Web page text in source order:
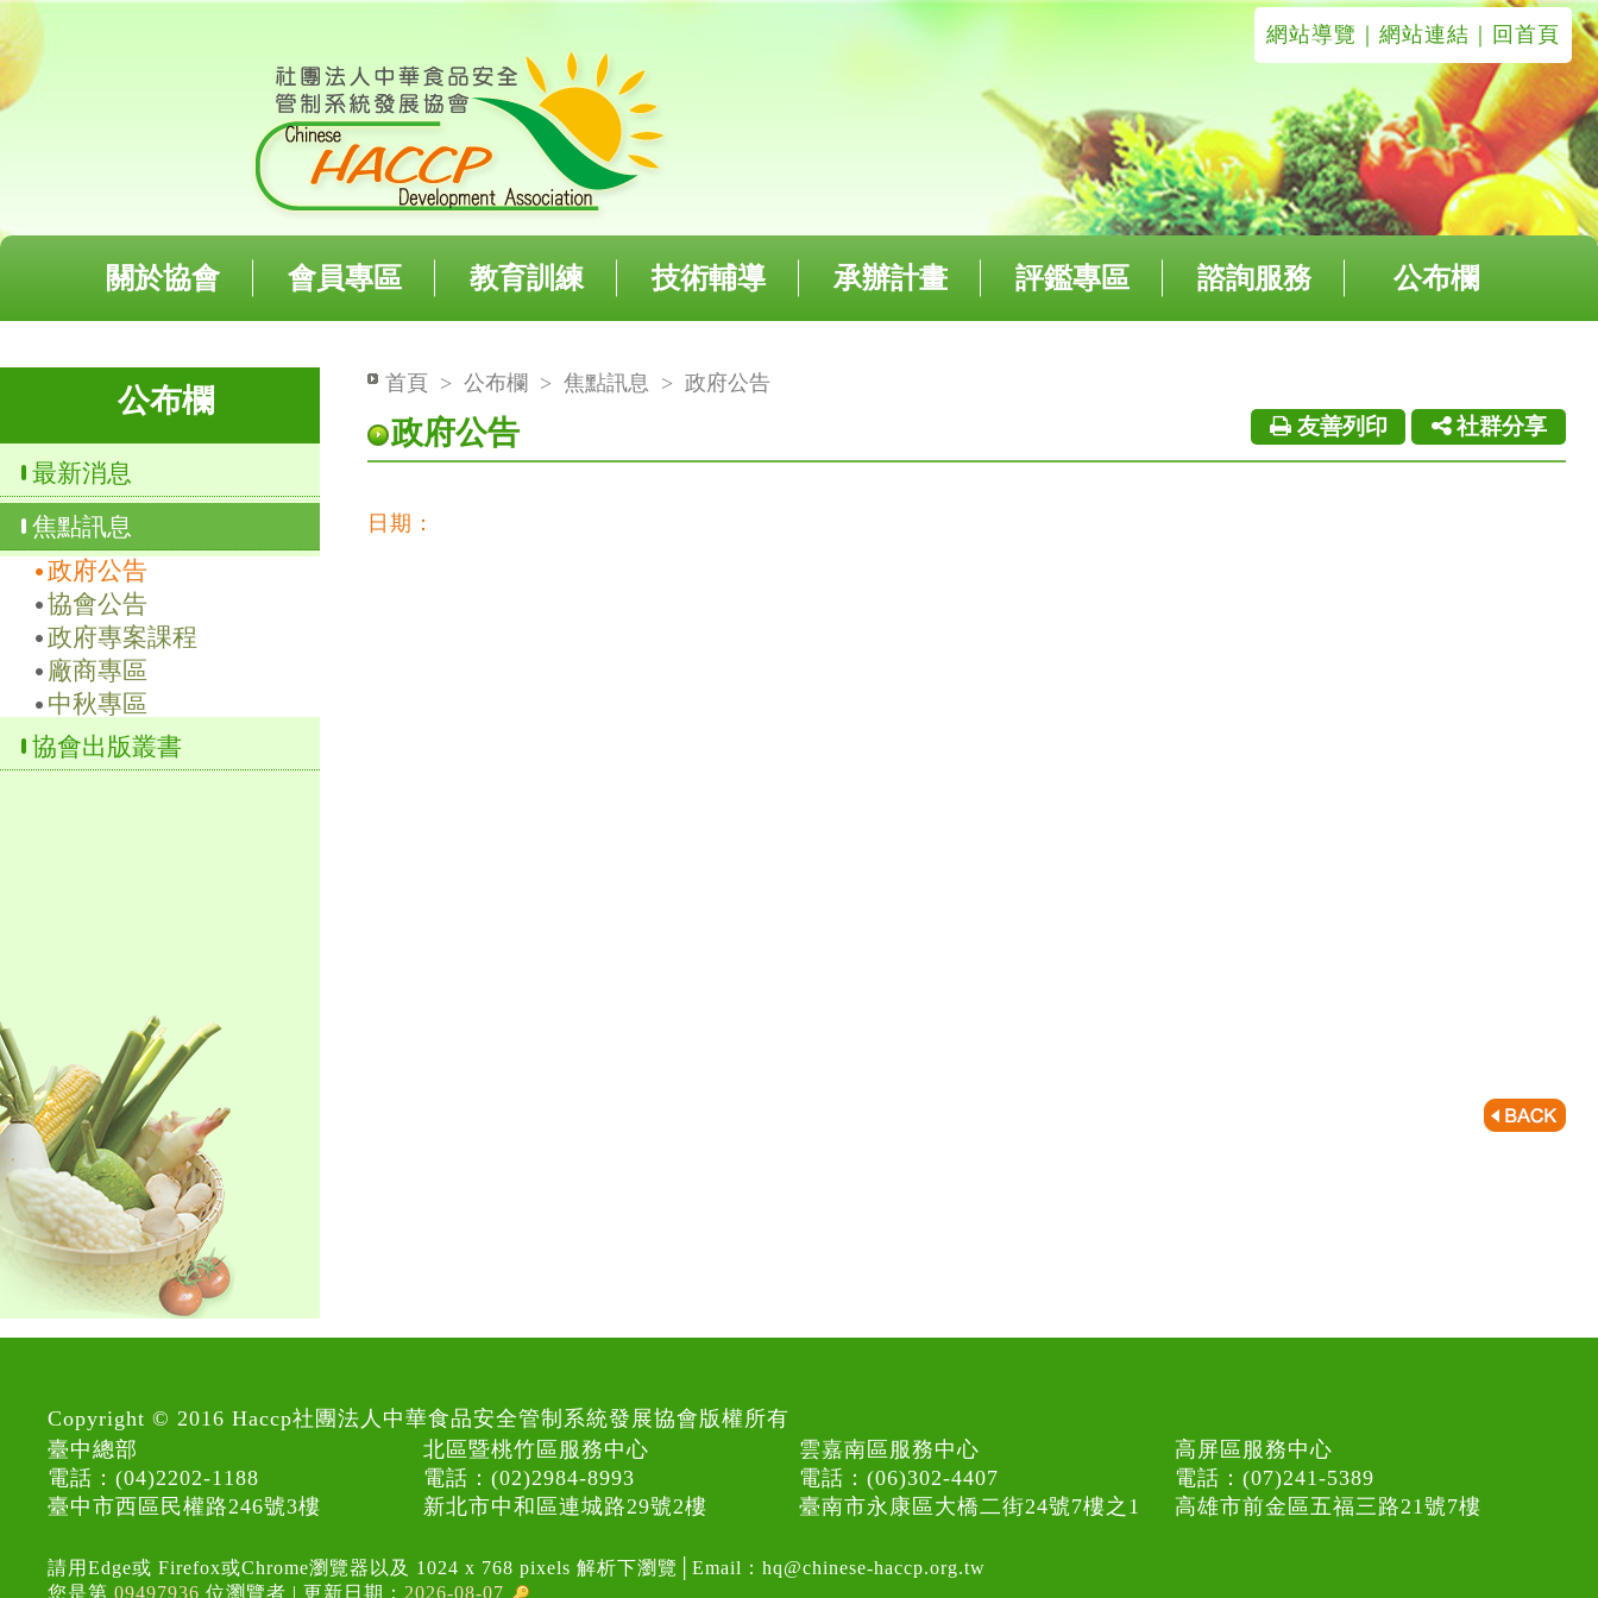
網站導覽 網站連結 ｜回首頁
關於協會 會員專區 教育訓練 技術輔導 承辦計畫 評鑑專區 諮詢服務 公布欄
公布欄
最新消息
焦點訊息
政府公告
協會公告
政府專案課程
廠商專區
中秋專區
協會出版叢書
首頁 > 公布欄 > 焦點訊息 > 政府公告
友善列印 社群分享
政府公告
日期：
Copyright © 2016 Haccp社團法人中華食品安全管制系統發展協會版權所有
臺中總部
電話：(04)2202-1188
臺中市西區民權路246號3樓
北區暨桃竹區服務中心
電話：(02)2984-8993
新北市中和區連城路29號2樓
雲嘉南區服務中心
電話：(06)302-4407
臺南市永康區大橋二街24號7樓之1
高屏區服務中心
電話：(07)241-5389
高雄市前金區五福三路21號7樓
請用Edge或 Firefox或Chrome瀏覽器以及 1024 x 768 pixels 解析下瀏覽│ Email： hq@chinese-haccp.org.tw
您是第 09497936 位瀏覽者 | 更新日期： 2026-08-07